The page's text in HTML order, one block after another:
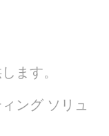
ます。
ング ソリュ